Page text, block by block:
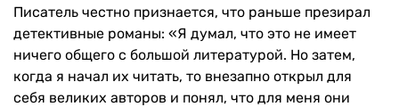
Писатель честно признается, что раньше презирал
детективные романы: «Я думал, что это не имеет
ничего общего с большой литературой. Но затем,
когда я начал их читать, то внезапно открыл для
себя великих авторов и понял, что для меня они